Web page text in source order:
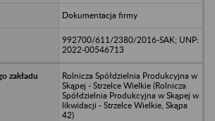
Dokumentacja firmy
992700/611/2380/2016-SAK; UNP:
2022-00546713
Rolnicza Spółdzielnia Produkcyjna w
Skąpej - Strzelce Wielkie (Rolnicza
Spółdzielnia Produkcyjna w Skąpej w
likwidacji - Strzelce Wielkie, Skąpa
42)